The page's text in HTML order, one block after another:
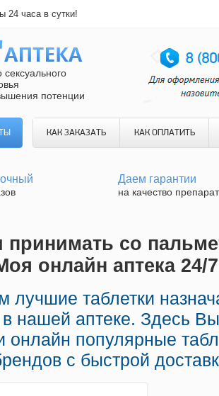
24 часа в сутки!
потенции
КАК ЗАКАЗАТЬ КАК ОПЛАТИТЬ
Даем гарантии
на качество
со
онлайн аптека 24/7
лучшие таблетки
нашей аптеке. Здесь
онлайн популярные
с быстрой